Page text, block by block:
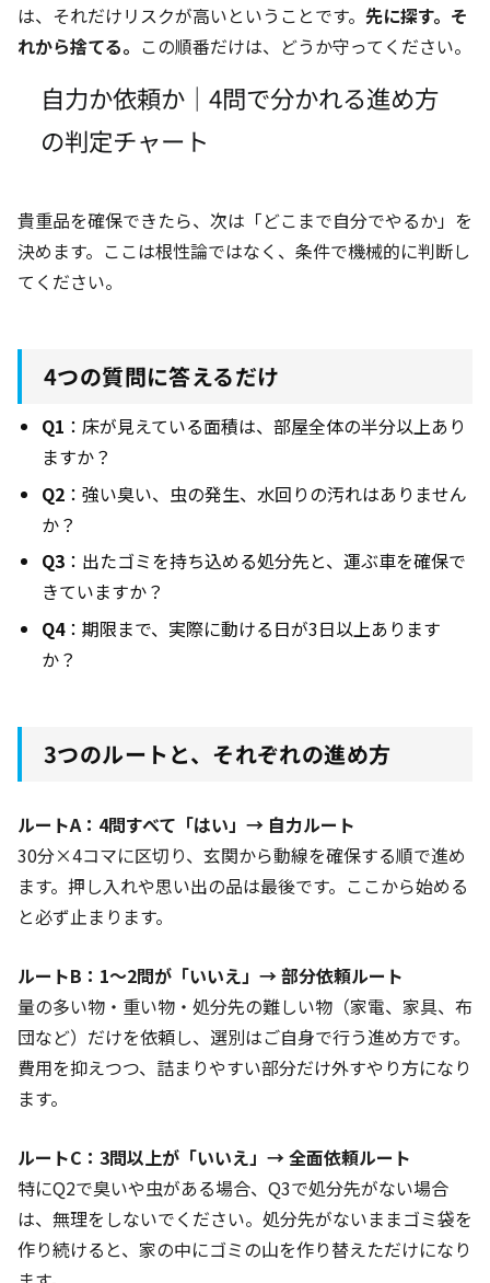
は、それだけリスクが高いということです。 先に探す。そ
れから捨てる。 この順番だけは、どうか守ってください。
自力か依頼か｜4問で分かれる進め方
の判定チャート
貴重品を確保できたら、次は「どこまで自分でやるか」を
決めます。ここは根性論ではなく、条件で機械的に判断し
てください。
4つの質問に答えるだけ
Q1 ：床が見えている面積は、部屋全体の半分以上あり
ますか？
Q2 ：強い臭い、虫の発生、水回りの汚れはありません
か？
Q3 ：出たゴミを持ち込める処分先と、運ぶ車を確保で
きていますか？
Q4：期限まで、実際に動ける日が3日以上あります
か？
3つのルートと、それぞれの進め方
ルートA：4問すべて「はい」→ 自力ルート
30分×4コマに区切り、玄関から動線を確保する順で進め
ます。押し入れや思い出の品は最後です。ここから始める
と必ず止まります。
ルートB：1〜2問が「いいえ」→ 部分依頼ルート
量の多い物・重い物・処分先の難しい物（家電、家具、布
団など）だけを依頼し、選別はご自身で行う進め方です。
費用を抑えつつ、詰まりやすい部分だけ外すやり方になり
ます。
ルートC：3問以上が「いいえ」→ 全面依頼ルート
特にQ2で臭いや虫がある場合、Q3で処分先がない場合
は、無理をしないでください。処分先がないままゴミ袋を
作り続けると、家の中にゴミの山を作り替えただけになり